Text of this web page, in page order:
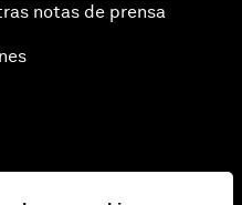
notas de prensa